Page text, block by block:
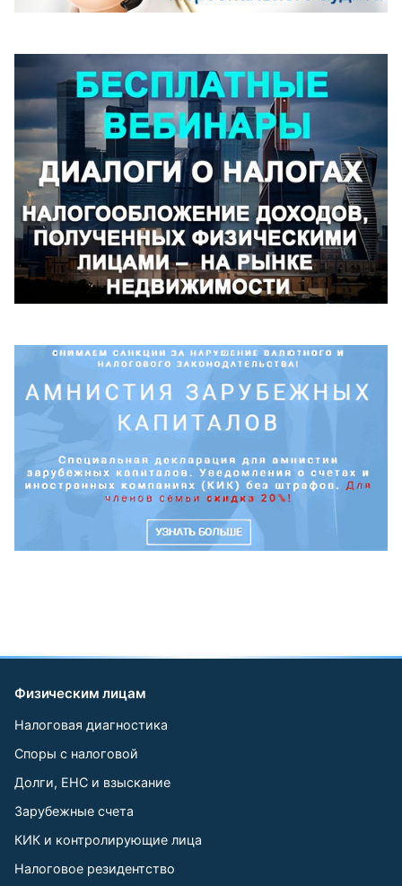
Физическим лицам
Налоговая диагностика
Споры с налоговой
Долги, ЕНС и взыскание
Зарубежные счета
КИК и контролирующие лица
Налоговое резидентство